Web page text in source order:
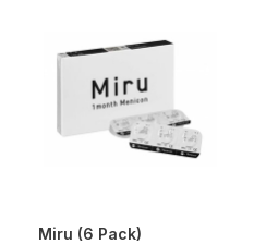
Miru (6 Pack)